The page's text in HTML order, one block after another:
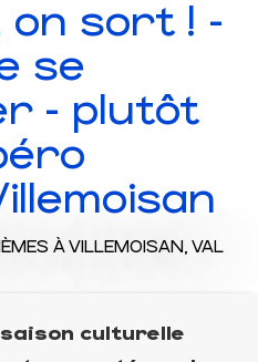
on sort ! -
se
- plutôt
À VILLEMOISAN, VAL
culturelle